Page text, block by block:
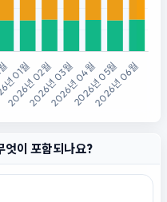
엇이 포함되나요?